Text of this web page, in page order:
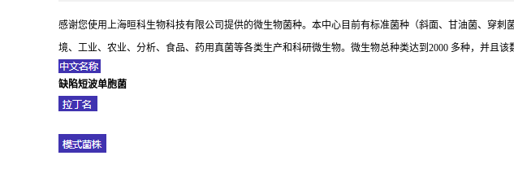
感谢您使用上海晅科生物科技有限公司提供的微生物菌种。本中心目前有标准菌种（斜面、甘油菌、穿
境、工业、农业、分析、食品、药用真菌等各类生产和科研微生物。微生物总种类达到2000 多种，并且
缺陷短波单胞菌